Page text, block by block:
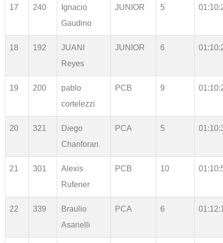
17 240
Ignacio
Gaudino
JUNIOR 5
18 192
JUANI
Reyes
JUNIOR 6
19 200
pablo
cortelezzi
PCB 9
20 321
Diego
Chanforan
PCA 5
21 301
Alexis
Rufener
PCB 10
22 339
Braulio
Asanelli
PCA 6